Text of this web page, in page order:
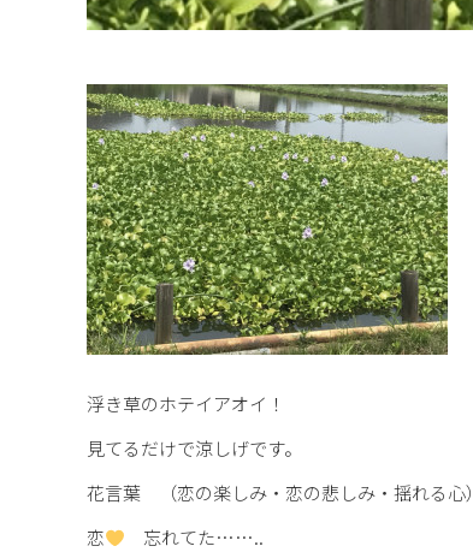
浮き草のホテイアオイ！
見てるだけで涼しげです。
花言葉 （恋の楽しみ・恋の悲しみ・揺れる心）
恋
忘れてた……..